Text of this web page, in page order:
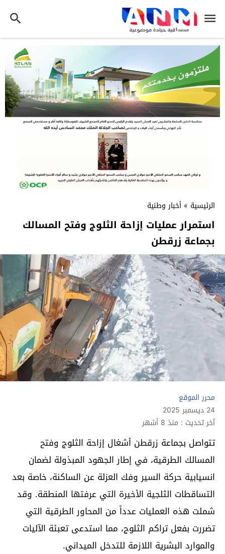
الرئيسية » أخبار وطنية
استمرار عمليات إزاحة الثلوج وفتح المسالك
بجماعة زرقطن
محرر الموقع
24 ديسمبر 2025
آخر تحديث : منذ 8 أشهر
تتواصل بجماعة زرقطن أشغال إزاحة الثلوج وفتح
المسالك الطرقية، في إطار الجهود المبذولة لضمان
انسيابية حركة السير وفك العزلة عن الساكنة، خاصة بعد
التساقطات الثلجية الأخيرة التي عرفتها المنطقة. وقد
شملت هذه العمليات عدداً من المحاور الطرقية التي
تضررت بفعل تراكم الثلوج، مما استدعى تعبئة الآليات
والموارد البشرية اللازمة للتدخل الميداني.